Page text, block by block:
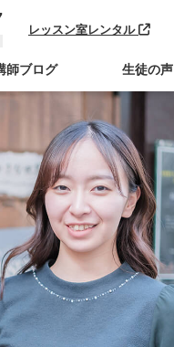
レッスン室レンタル
師ブログ 生徒の声